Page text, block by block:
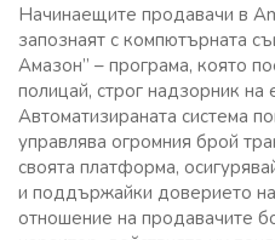
Начинаещите продавачи в
запознаят с компютърната
Амазон” – програма, която
полицай, строг надзорник
Автоматизираната система
управлява огромния брой
своята платформа,
и поддържайки доверието
отношение на продавачите